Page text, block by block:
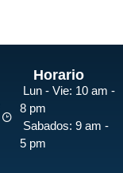
Horario
Lun - Vie: 10 am -
8 pm
Sabados: 9 am -
5 pm